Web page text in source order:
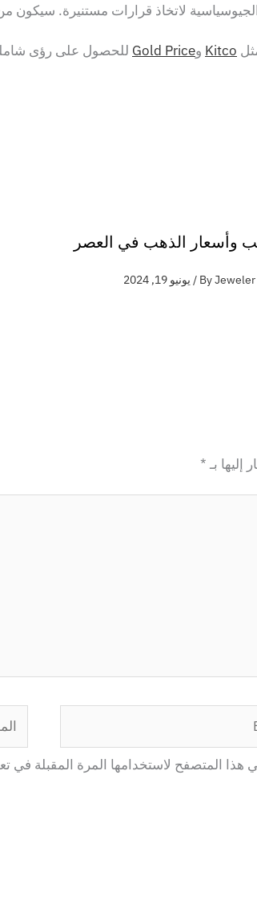
Kitco وGold Price للحصول على رؤى
وأسعار الذهب في العصر
/
Jeweler
/ يونيو 19, 2024
إليها بـ *
هذا المتصفح لاستخدامها المرة المقبلة في